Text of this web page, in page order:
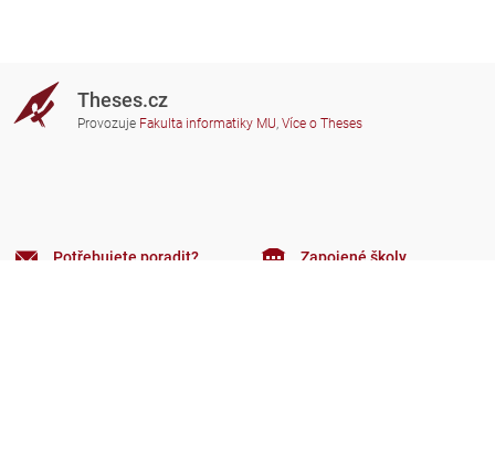
Theses.cz
Provozuje Fakulta informatiky MU, Více o Theses
Potřebujete poradit? Zapojené školy